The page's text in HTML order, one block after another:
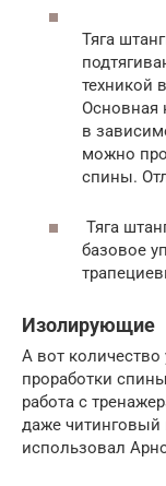
Тяга
техникой
Основная
в
можно
спины.
Тяга
базовое
Изолирующие
А вот
проработки
работа с
даже читинговый
использовал